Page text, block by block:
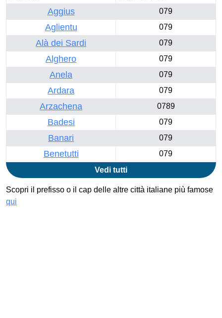
Aggius
079
Aglientu 079
Alà dei Sardi 079
Alghero 079
Anela 079
Ardara 079
Arzachena 0789
Badesi 079
Banari 079
Benetutti
079
Vedi tutti
Scopri il prefisso o il cap delle altre città italiane più famose
qui